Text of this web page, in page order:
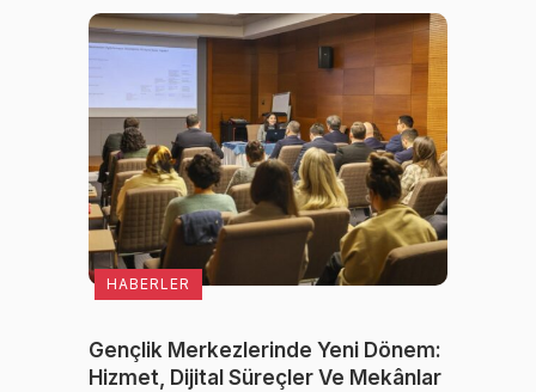
HABERLER
Gençlik Merkezlerinde Yeni Dönem:
Hizmet, Dijital Süreçler Ve Mekânlar